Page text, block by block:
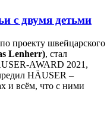
с двумя детьми
проекту швейцарского
Lenherr), стал
AWARD 2021 ,
HÄUSER –
и всём, что с ними